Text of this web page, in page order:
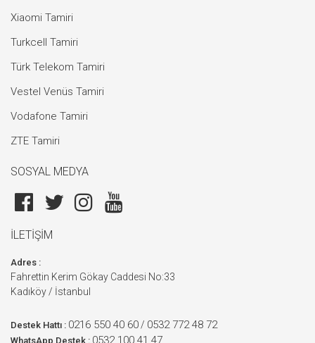
Xiaomi Tamiri
Turkcell Tamiri
Türk Telekom Tamiri
Vestel Venüs Tamiri
Vodafone Tamiri
ZTE Tamiri
SOSYAL MEDYA
İLETİŞİM
Adres :
Fahrettin Kerim Gökay Caddesi No:33
Kadıköy / İstanbul
Destek Hattı : 0216 550 40 60 / 0532 772 48 72
WhatsApp Destek : 0532 100 41 47